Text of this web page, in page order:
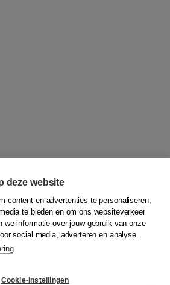
uitgevers
deze website
content en advertenties te personaliseren,
te bieden en om ons websiteverkeer
we informatie over jouw gebruik van onze
social media, adverteren en analyse.
Cookie-instellingen